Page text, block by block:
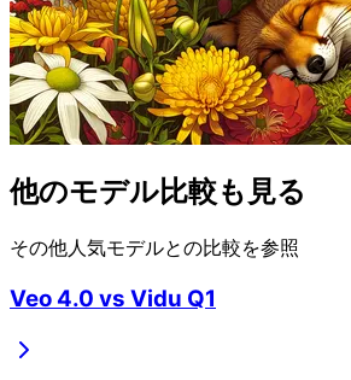
他のモデル比較も見る
その他人気モデルとの比較を参照
Veo 4.0 vs Vidu Q1